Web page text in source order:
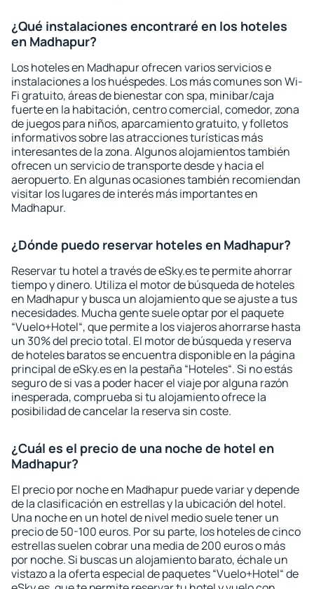
¿Qué instalaciones encontraré en los hoteles
en Madhapur?
Los hoteles en Madhapur ofrecen varios servicios e
instalaciones a los huéspedes. Los más comunes son Wi-
Fi gratuito, áreas de bienestar con spa, minibar/caja
fuerte en la habitación, centro comercial, comedor, zona
de juegos para niños, aparcamiento gratuito, y folletos
informativos sobre las atracciones turísticas más
interesantes de la zona. Algunos alojamientos también
ofrecen un servicio de transporte desde y hacia el
aeropuerto. En algunas ocasiones también recomiendan
visitar los lugares de interés más importantes en
Madhapur.
¿Dónde puedo reservar hoteles en Madhapur?
Reservar tu hotel a través de eSky.es te permite ahorrar
tiempo y dinero. Utiliza el motor de búsqueda de hoteles
en Madhapur y busca un alojamiento que se ajuste a tus
necesidades. Mucha gente suele optar por el paquete
“Vuelo+Hotel“, que permite a los viajeros ahorrarse hasta
un 30% del precio total. El motor de búsqueda y reserva
de hoteles baratos se encuentra disponible en la página
principal de eSky.es en la pestaña “Hoteles“. Si no estás
seguro de si vas a poder hacer el viaje por alguna razón
inesperada, comprueba si tu alojamiento ofrece la
posibilidad de cancelar la reserva sin coste.
¿Cuál es el precio de una noche de hotel en
Madhapur?
El precio por noche en Madhapur puede variar y depende
de la clasificación en estrellas y la ubicación del hotel.
Una noche en un hotel de nivel medio suele tener un
precio de 50-100 euros. Por su parte, los hoteles de cinco
estrellas suelen cobrar una media de 200 euros o más
por noche. Si buscas un alojamiento barato, échale un
vistazo a la oferta especial de paquetes “Vuelo+Hotel“ de